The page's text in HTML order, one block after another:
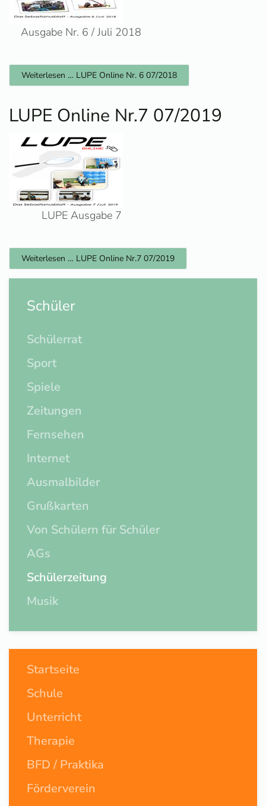
Ausgabe Nr. 6 / Juli 2018
Weiterlesen … LUPE Online Nr. 6 07/2018
LUPE Online Nr.7 07/2019
LUPE Ausgabe 7
Weiterlesen … LUPE Online Nr.7 07/2019
Schüler
Schülerrat
Sport
Spiele
Zeitungen
Fernsehen
Internet
Ausmalbilder
Grußkarten
Von Schülern für Schüler
AGs
Schülerzeitung
Musik
Startseite
Schule
Unterricht
Therapie
BFD / Praktika
Förderverein